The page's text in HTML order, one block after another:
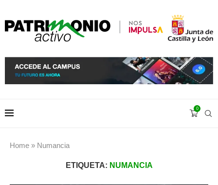
0
Home » Numancia
ETIQUETA: NUMANCIA